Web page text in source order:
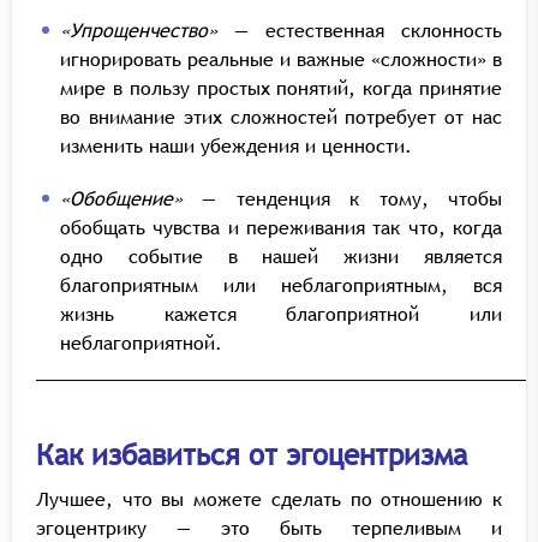
«Упрощенчество»— естественная склонность
игнорировать реальные и важные «сложности» в
мире в пользу простых понятий, когда принятие
во внимание этих сложностей потребует от нас
изменить наши убеждения и ценности.
«Обобщение»— тенденция к тому, чтобы
обобщать чувства и переживания так что, когда
одно событие в нашей жизни является
благоприятным или неблагоприятным, вся
жизнь кажется благоприятной или
неблагоприятной.
Как избавиться от эгоцентризма
Лучшее, что вы можете сделать по отношению к
эгоцентрику — это быть терпеливым и